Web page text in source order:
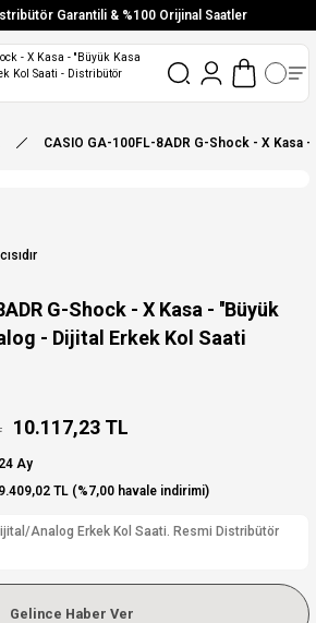
Garantili & %100 Orijinal Saatler
Vade Farksız 6 Taksit
Gün Stoktan Gönderim
Ücretsiz Kargo
CASIO GA-100FL-8ADR G-Shock - X Kasa
G-Shock - X Kasa - ''Büyük
- Dijital Erkek Kol Saati
10.117,23 TL
24 Ay
9.409,02 TL (%7,00 havale indirimi)
Analog Erkek Kol Saati. Resmi Distribütör
Gelince Haber Ver